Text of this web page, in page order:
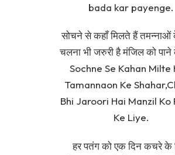
bada kar payenge.
सोचने से कहाँ मिलते हैं तमन्नाओं
चलना भी जरुरी है मंजिल को पाने
Sochne Se Kahan Milte
Tamannaon Ke
Bhi Jaroori Hai Manzil Ko
Ke Liye.
हर पतंग को एक दिन कचरे के